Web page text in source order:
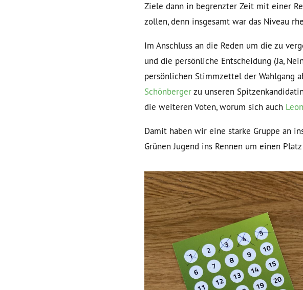
Ziele dann in begrenzter Zeit mit einer
zollen, denn insgesamt war das Niveau
Im Anschluss an die Reden um die zu
und die persönliche Entscheidung (Ja,
persönlichen Stimmzettel der Wahlgang
Schönbergerzu unseren
die weiteren Voten, worum sich auch
Damit haben wir eine starke Gruppe an
Grünen Jugend ins Rennen um einen